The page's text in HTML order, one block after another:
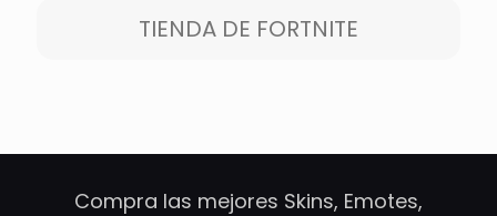
TIENDA DE FORTNITE
Compra las mejores Skins, Emotes,